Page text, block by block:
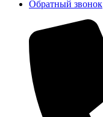
Обратный звонок